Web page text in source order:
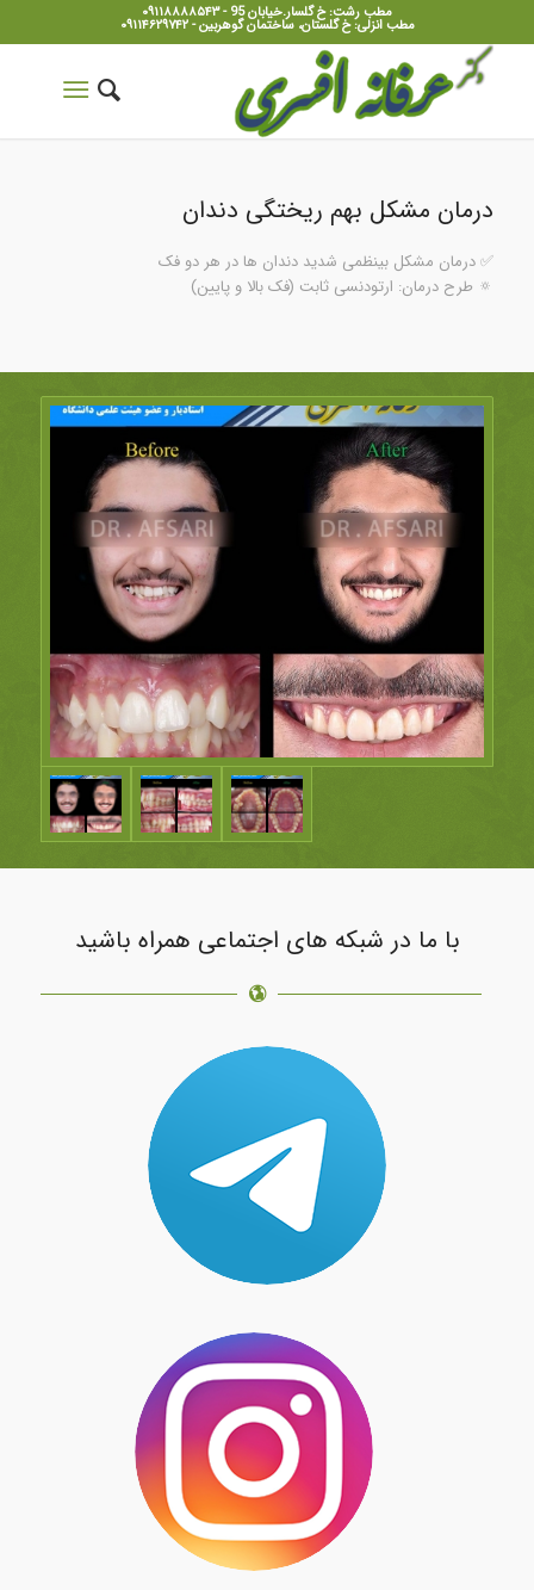
مطب رشت: خ گلسار.خیابان 95 - ۰۹۱۱۸۸۸۸۵۴۳
مطب انزلی: خ گلستان، ساختمان گوهربین - ۰۹۱۱۴۶۲۹۷۴۲
درمان مشکل بهم ریختگی دندان
✅ درمان مشکل بینظمی شدید دندان ها در هر دو فک
🔅 طرح درمان: ارتودنسی ثابت (فک بالا و پایین)
با ما در شبکه های اجتماعی همراه باشید